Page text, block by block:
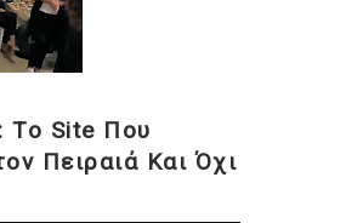
Το Site Που
Πειραιά Και Όχι